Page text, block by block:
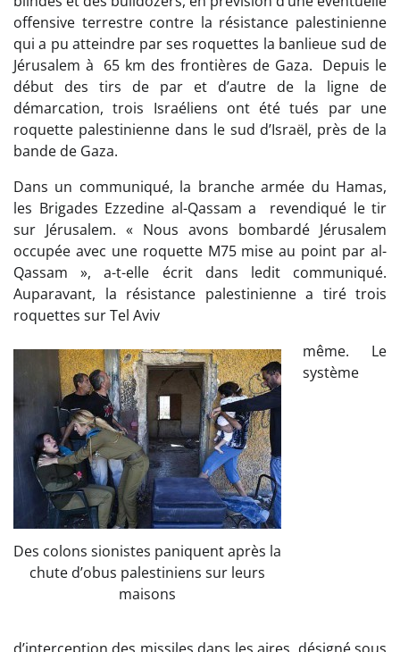
offensive terrestre contre la résistance palestinienne
qui a pu atteindre par ses roquettes la banlieue sud de
Jérusalem à 65 km des frontières de Gaza. Depuis le
début des tirs de par et d’autre de la ligne de
démarcation, trois Israéliens ont été tués par une
roquette palestinienne dans le sud d’Israël, près de la
bande de Gaza.
Dans un communiqué, la branche armée du Hamas,
les Brigades Ezzedine al-Qassam a revendiqué le tir
sur Jérusalem. « Nous avons bombardé Jérusalem
occupée avec une roquette M75 mise au point par al-
Qassam », a-t-elle écrit dans ledit communiqué.
Auparavant, la résistance palestinienne a tiré trois
roquettes sur Tel Aviv
Des colons sionistes paniquent après la
chute d’obus palestiniens sur leurs
maisons
même. Le
système